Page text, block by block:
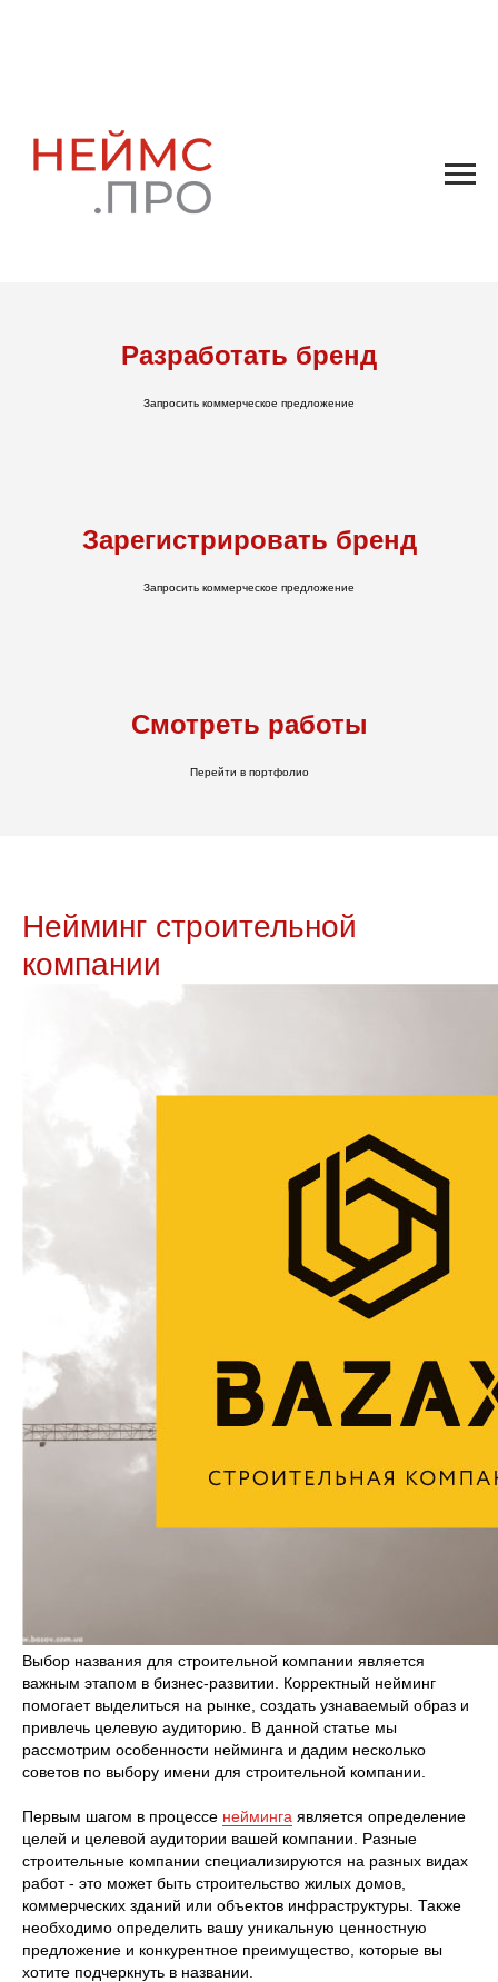
Разработать бренд
Запросить коммерческое предложение
Зарегистрировать бренд
Запросить коммерческое предложение
Смотреть работы
Перейти в портфолио
Нейминг строительной
компании
Выбор названия для строительной компании является
важным этапом в бизнес-развитии. Корректный нейминг
помогает выделиться на рынке, создать узнаваемый образ и
привлечь целевую аудиторию. В данной статье мы
рассмотрим особенности нейминга и дадим несколько
советов по выбору имени для строительной компании.
Первым шагом в процессе нейминга является определение
целей и целевой аудитории вашей компании. Разные
строительные компании специализируются на разных видах
работ - это может быть строительство жилых домов,
коммерческих зданий или объектов инфраструктуры. Также
необходимо определить вашу уникальную ценностную
предложение и конкурентное преимущество, которые вы
хотите подчеркнуть в названии.